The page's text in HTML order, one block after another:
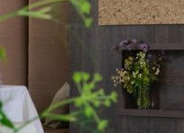
Slapen
Recreatief